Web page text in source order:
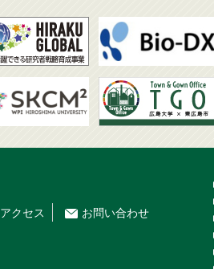
アクセス お問い合わせ